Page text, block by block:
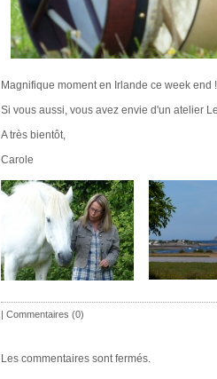
Magnifique moment en Irlande ce week end
Si vous aussi, vous avez envie d'un atelier
A très bientôt,
Carole
| Commentaires (0)
Les commentaires sont fermés.